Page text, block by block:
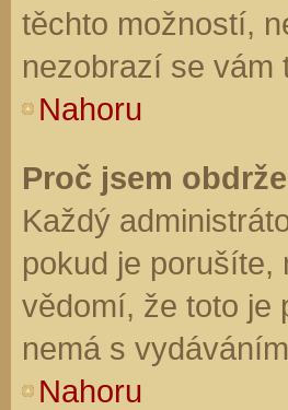
těchto možností,
nezobrazí se vám
Nahoru
Proč jsem
Každý
pokud je porušíte,
vědomí, že toto je
nemá s
Nahoru